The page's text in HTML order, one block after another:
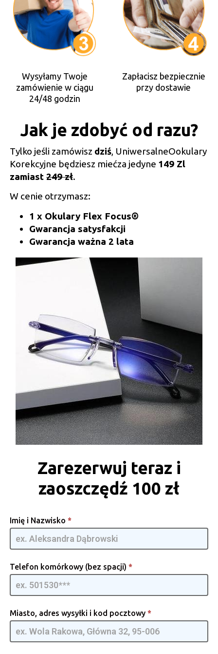
Wysyłamy Twoje
zamówienie w ciągu
24/48 godzin
Zapłacisz bezpiecznie
przy dostawie
Jak je zdobyć od razu?
Tylko jeśli zamówisz dziś, UniwersalneOokulary
Korekcyjne będziesz miećza jedyne 149 Zl
zamiast 249 zł.
W cenie otrzymasz:
1 x Okulary Flex Focus®
Gwarancja satysfakcji
Gwarancja ważna 2 lata
Zarezerwuj teraz i
zaoszczędź 100 zł
Occhiali
da Vista
[PL] -
GpmQMIA
Imię i Nazwisko *
Telefon komórkowy (bez spacji) *
Miasto, adres wysyłki i kod pocztowy *